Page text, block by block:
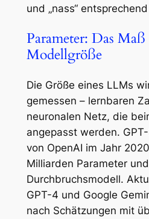
und „nass“
Parameter: Das
Modellgröße
Die Größe eines LLMs
gemessen – lernbaren
neuronalen Netz, die
angepasst werden.
von OpenAI im Jahr
Milliarden Parameter
Durchbruchsmodell.
GPT-4 und Google
nach Schätzungen mit